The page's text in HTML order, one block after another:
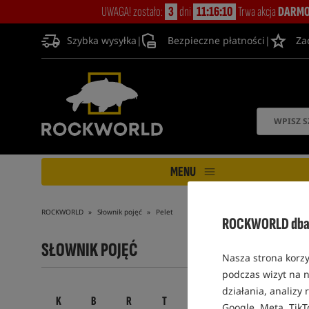
ROCKWORLD
Nasza strona
podczas wizyt na
działania,
UWAGA! zostało: 3 dni 11:16:10 Trwa akcja
Szybka wysyłka | Bezpieczne płatności |
MENU
ROCKWORLD Słownik pojęć Pelet
SŁOWNIK POJĘĆ
K B R T M A